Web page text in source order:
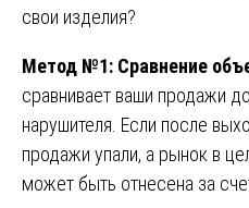
свои изделия?
Метод №1: Сравнение
сравнивает ваши продажи
нарушителя. Если после
продажи упали, а рынок в
может быть отнесена за